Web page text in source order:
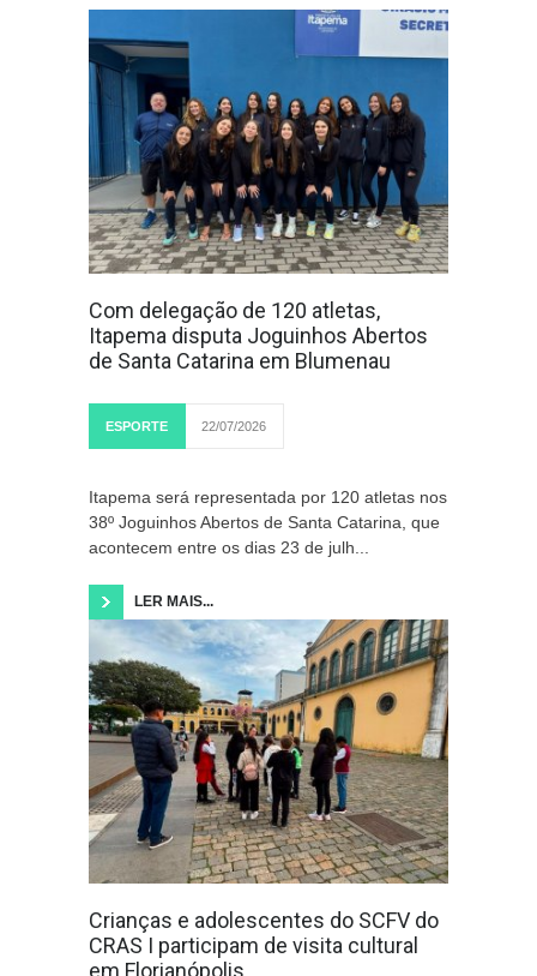
Com delegação de 120 atletas,
Itapema disputa Joguinhos Abertos
de Santa Catarina em Blumenau
ESPORTE 22/07/2026
Itapema será representada por 120 atletas nos
38º Joguinhos Abertos de Santa Catarina, que
acontecem entre os dias 23 de julh...
LER MAIS...
Crianças e adolescentes do SCFV do
CRAS I participam de visita cultural
em Florianópolis